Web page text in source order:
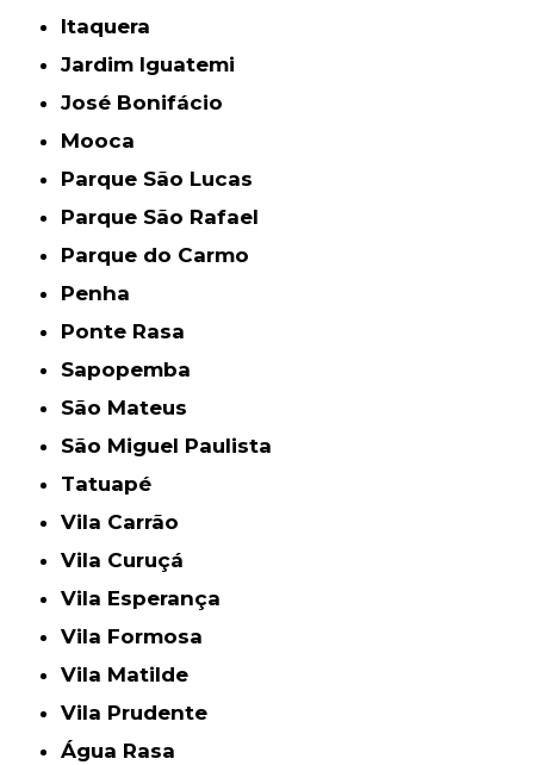
Itaquera
Jardim Iguatemi
José Bonifácio
Mooca
Parque São Lucas
Parque São Rafael
Parque do Carmo
Penha
Ponte Rasa
Sapopemba
São Mateus
São Miguel Paulista
Tatuapé
Vila Carrão
Vila Curuçá
Vila Esperança
Vila Formosa
Vila Matilde
Vila Prudente
Água Rasa